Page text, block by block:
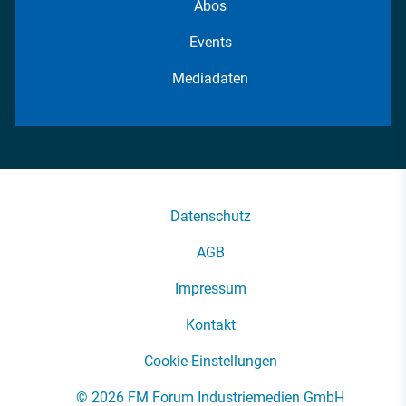
Abos
Events
Mediadaten
Datenschutz
AGB
Impressum
Kontakt
Cookie-Einstellungen
© 2026 FM Forum Industriemedien GmbH